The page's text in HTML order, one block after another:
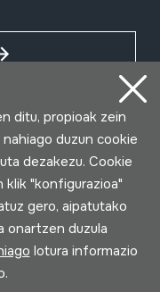
ditu, propioak zein
duzun cookie
dezakezu. Cookie
klik "konfigurazioa"
gero, aipatutako
onartzen duzula
lotura informazio